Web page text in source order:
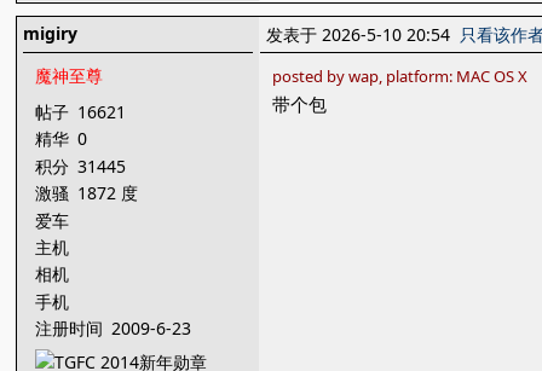
migiry
魔神至尊
帖子 16621
精华 0
积分 31445
激骚 1872 度
爱车
主机
相机
手机
注册时间 2009-6-23
发表于 2026-5-10 20:54 只看该作
posted by wap, platform: MAC OS X
带个包